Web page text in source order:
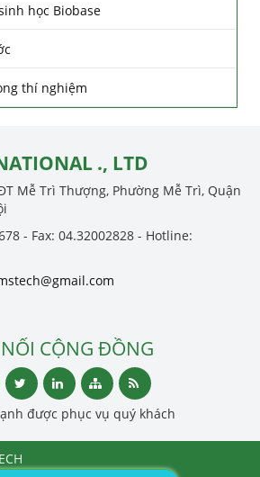
học Biobase
thí nghiệm
., LTD
Mễ Trì Thượng, Phường Mễ Trì, Quận
- Fax: 04.32002828 - Hotline:
CỘNG ĐỒNG
được phục vụ quý khách